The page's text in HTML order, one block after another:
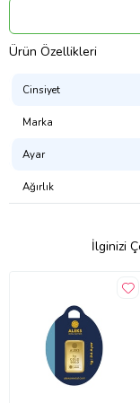
Ürün Özellikleri
Cinsiyet
Marka
Ayar
Ağırlık
İlginizi